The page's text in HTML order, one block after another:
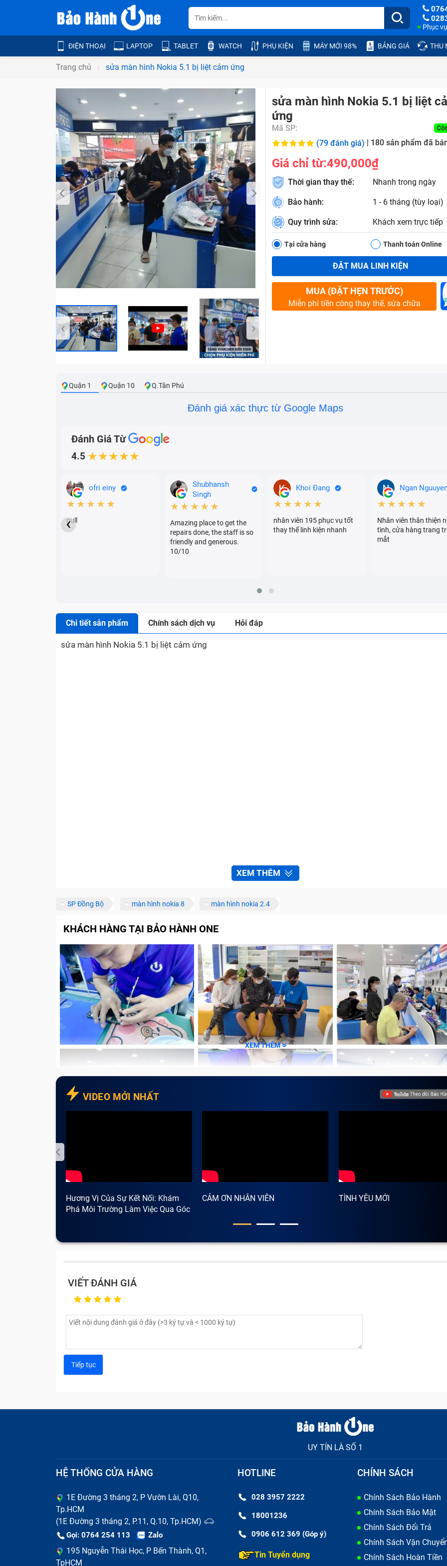
Phục
ĐIỆN THOẠI LAPTOP TABLET WATCH PHỤ KIỆN MÁY MỚI 98% BẢNG GIÁ THU
Trang chủ sửa màn hình Nokia 5.1 bị liệt cảm ứng
‹ ›
sửa màn hình Nokia 5.1 bị liệt
ứng
Mã SP:
(79 đánh giá) | 180 sản phẩm đã
Giá chỉ từ:490,000₫
Thời gian thay thế: Nhanh trong ngày
Bảo hành: 1 - 6 tháng (tùy loại)
Quy trình sửa: Khách xem trực tiếp
Tại cửa hàng Thanh toán Online
ĐẶT MUA LINH KIỆN
MUA (ĐẶT HẸN TRƯỚC)
Miễn phí tiền công thay thế, sửa chữa
Quận 1 Quận 10 Q.Tân Phú
Đánh giá xác thực từ Google Maps
Đánh Giá Từ
4.5 ★★★★★
ofri einy
★★★★★
null
Shubhansh
Singh
★★★★★
Amazing place to get the
repairs done, the staff is so
friendly and generous.
10/10
Khoi Đang
★★★★★
nhân viên 195 phục vụ tốt
thay thế linh kiện nhanh
Ngan
★★★★★
Nhân viên thân thiện
tình, cửa hàng trang
mắt
‹
Chi tiết sản phẩm Chính sách dịch vụ Hỏi đáp
sửa màn hình Nokia 5.1 bị liệt cảm ứng
XEM THÊM
SP Đồng Bộ màn hình nokia 8 màn hình nokia 2.4
KHÁCH HÀNG TẠI BẢO HÀNH ONE
XEM THÊM
VIDEO MỚI NHẤT
Hương Vị Của Sự Kết Nối: Khám
Phá Môi Trường Làm Việc Qua Góc
CẢM ƠN NHÂN VIÊN TÌNH YÊU MỚI
VIẾT ĐÁNH GIÁ
UY TÍN LÀ SỐ 1
HỆ THỐNG CỬA HÀNG
1E Đường 3 tháng 2, P Vườn Lài, Q10,
Tp.HCM
(1E Đường 3 tháng 2, P.11, Q.10, Tp.HCM)
Gọi: 0764 254 113 Zalo
195 Nguyễn Thái Học, P Bến Thành, Q1,
TpHCM
HOTLINE
028 3957 2222
18001236
0906 612 369 (Góp ý)
Tin Tuyển dụng
CHÍNH SÁCH
Chính Sách Bảo Hành
Chính Sách Bảo Mật
Chính Sách Đổi Trả
Chính Sách Vận
Chính Sách Hoàn Tiền